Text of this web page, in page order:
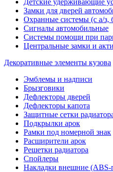
Детские удерживающие
Замки для дверей
Охранные системы (с а/з,
Сигналы автомобильные
Системы помощи при
Центральные замки и
Декоративные элементы кузова
Эмблемы и надписи
Брызговики
Дефлекторы дверей
Дефлекторы капота
Защитные сетки
Подкрылки арок
Рамки под номерной знак
Расширители арок
Решетки радиатора
Спойлеры
Накладки внешние (ABS-